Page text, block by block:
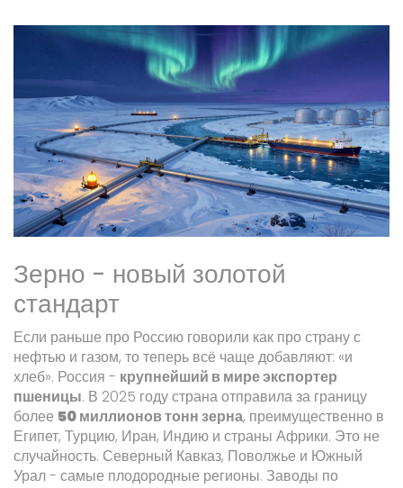
Зерно - новый золотой
стандарт
Если раньше про Россию говорили как про страну с
нефтью и газом, то теперь всё чаще добавляют: «и
хлеб». Россия - крупнейший в мире экспортер
пшеницы. В 2025 году страна отправила за границу
более 50 миллионов тонн зерна, преимущественно в
Египет, Турцию, Иран, Индию и страны Африки. Это не
случайность. Северный Кавказ, Поволжье и Южный
Урал - самые плодородные регионы. Заводы по